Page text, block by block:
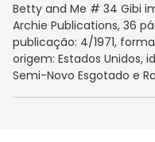
Betty and Me # 34 Gibi
Archie Publications, 36
publicação: 4/1971,
origem: Estados Unidos,
Semi-Novo Esgotado e